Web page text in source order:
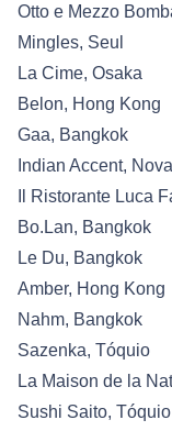
Otto e Mezzo
Mingles, Seul
La Cime, Osaka
Belon, Hong Kong
Gaa, Bangkok
Indian Accent,
Il Ristorante Luca
Bo.Lan, Bangkok
Le Du, Bangkok
Amber, Hong Kong
Nahm, Bangkok
Sazenka, Tóquio
La Maison de la
Sushi Saito, Tóquio